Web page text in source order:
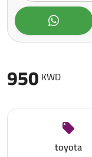
950 KWD
toyota